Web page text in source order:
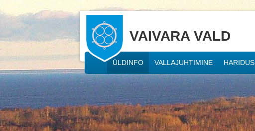
VAIVARA VALD
ÜLDINFO VALLAJUHTIMINE HARIDUS